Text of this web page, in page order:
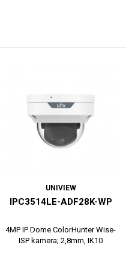
UNIVIEW
IPC3514LE-ADF28K-WP
4MP IP Dome ColorHunter Wise-
ISP kamera; 2,8mm, IK10